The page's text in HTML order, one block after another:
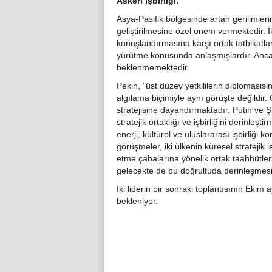
Asya-Pasifik bölgesinde artan
geliştirilmesine özel önem vermektedir.
konuşlandırmasına karşı ortak
yürütme konusunda anlaşmışlardır.
beklenmemektedir.
Pekin, "üst düzey yetkililerin
algılama biçimiyle aynı görüşte
stratejisine dayandırmaktadır. Putin ve
stratejik ortaklığı ve işbirliğini
enerji, kültürel ve uluslararası işbirliği
görüşmeler, iki ülkenin küresel stratejik
etme çabalarına yönelik ortak
gelecekte de bu doğrultuda
İki liderin bir sonraki toplantısının Ekim
bekleniyor.